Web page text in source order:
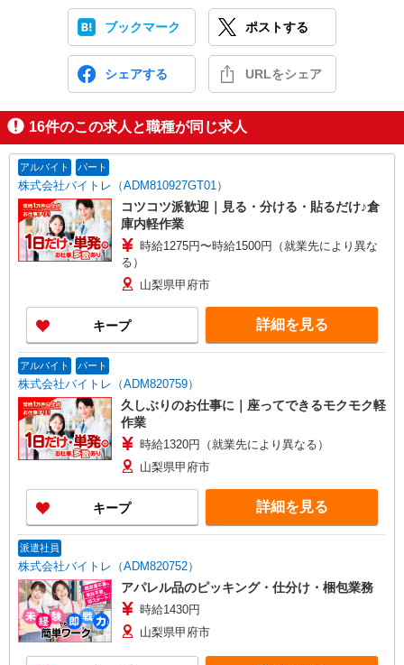
ブックマーク ポストする
シェアする URLをシェア
16件のこの求人と職種が同じ求人
アルバイト パート
株式会社バイトレ（ADM810927GT01）
コツコツ派歓迎｜見る・分ける・貼るだけ♪倉
庫内軽作業
時給1275円〜時給1500円（就業先により異な
る）
山梨県甲府市
キープ 詳細を見る
アルバイト パート
株式会社バイトレ（ADM820759）
久しぶりのお仕事に｜座ってできるモクモク軽
作業
時給1320円（就業先により異なる）
山梨県甲府市
キープ 詳細を見る
派遣社員
株式会社バイトレ（ADM820752）
アパレル品のピッキング・仕分け・梱包業務
時給1430円
山梨県甲府市